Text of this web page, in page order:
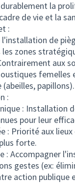
la
de vie et la
:
de
zones
aux
femelles
papillons).
:
: Installation
pour leur
: Priorité aux
forte.
: Accompagner
gestes (ex:
action publique